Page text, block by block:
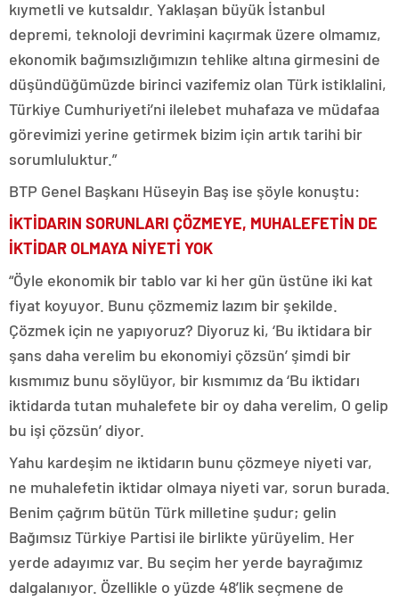
kıymetli ve kutsaldır. Yaklaşan büyük İstanbul
depremi, teknoloji devrimini kaçırmak üzere olmamız,
ekonomik bağımsızlığımızın tehlike altına girmesini de
düşündüğümüzde birinci vazifemiz olan Türk istiklalini,
Türkiye Cumhuriyeti’ni ilelebet muhafaza ve müdafaa
görevimizi yerine getirmek bizim için artık tarihi bir
sorumluluktur.”
BTP Genel Başkanı Hüseyin Baş ise şöyle konuştu:
İKTİDARIN SORUNLARI ÇÖZMEYE, MUHALEFETİN DE
İKTİDAR OLMAYA NİYETİ YOK
“Öyle ekonomik bir tablo var ki her gün üstüne iki kat
fiyat koyuyor. Bunu çözmemiz lazım bir şekilde.
Çözmek için ne yapıyoruz? Diyoruz ki, ‘Bu iktidara bir
şans daha verelim bu ekonomiyi çözsün’ şimdi bir
kısmımız bunu söylüyor, bir kısmımız da ‘Bu iktidarı
iktidarda tutan muhalefete bir oy daha verelim, O gelip
bu işi çözsün’ diyor.
Yahu kardeşim ne iktidarın bunu çözmeye niyeti var,
ne muhalefetin iktidar olmaya niyeti var, sorun burada.
Benim çağrım bütün Türk milletine şudur; gelin
Bağımsız Türkiye Partisi ile birlikte yürüyelim. Her
yerde adayımız var. Bu seçim her yerde bayrağımız
dalgalanıyor. Özellikle o yüzde 48’lik seçmene de